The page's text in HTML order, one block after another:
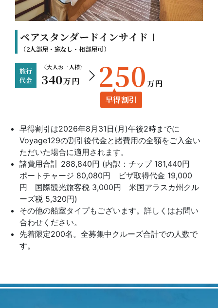
ペアスタンダードインサイドⅠ
（2人部屋・窓なし・相部屋可）
旅行
代金
〈大人お一人様〉
340万円 250万円
早得割引
早得割引は2026年8月31日(月)午後2時までに
Voyage129の割引後代金と諸費用の全額をご入金い
ただいた場合に適用されます。
諸費用合計 288,840円 (内訳：チップ 181,440円
ポートチャージ 80,080円 ビザ取得代金 19,000
円 国際観光旅客税 3,000円 米国アラスカ州クル
ーズ税 5,320円)
その他の船室タイプもございます。詳しくはお問い
合わせください。
先着限定200名。全募集中クルーズ合計での人数で
す。